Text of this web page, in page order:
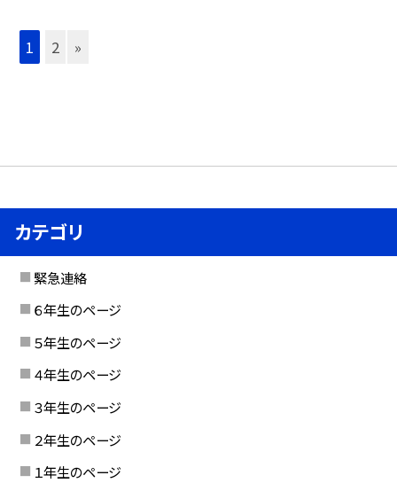
1 2 »
カテゴリ
緊急連絡
６年生のページ
５年生のページ
４年生のページ
３年生のページ
２年生のページ
１年生のページ